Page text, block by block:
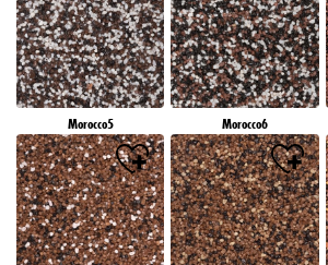
Morocco5 Morocco6